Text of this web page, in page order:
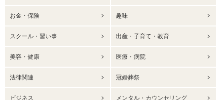
お金・保険 趣味
スクール・習い事 出産・子育て・教育
美容・健康 医療・病院
法律関連 冠婚葬祭
ビジネス メンタル・カウンセリング